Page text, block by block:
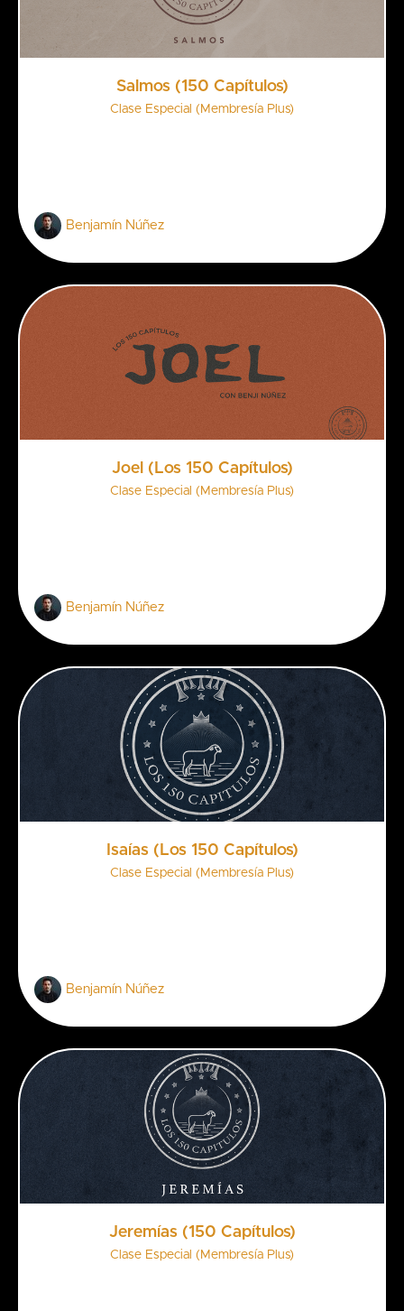
Salmos (150 Capítulos)
Clase Especial (Membresía Plus)
Benjamín Núñez
Joel (Los 150 Capítulos)
Clase Especial (Membresía Plus)
Benjamín Núñez
Isaías (Los 150 Capítulos)
Clase Especial (Membresía Plus)
Benjamín Núñez
Jeremías (150 Capítulos)
Clase Especial (Membresía Plus)